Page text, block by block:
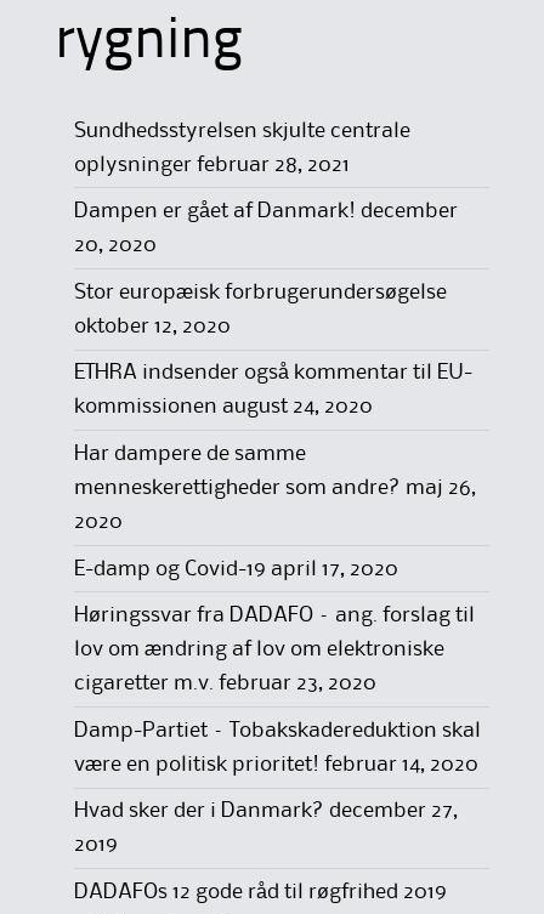
rygning
Sundhedsstyrelsen skjulte centrale
oplysninger februar 28, 2021
Dampen er gået af Danmark! december
20, 2020
Stor europæisk forbrugerundersøgelse
oktober 12, 2020
ETHRA indsender også kommentar til EU-
kommissionen august 24, 2020
Har dampere de samme
menneskerettigheder som andre? maj 26,
2020
E-damp og Covid-19 april 17, 2020
Høringssvar fra DADAFO – ang. forslag til
lov om ændring af lov om elektroniske
cigaretter m.v. februar 23, 2020
Damp-Partiet – Tobakskadereduktion skal
være en politisk prioritet! februar 14, 2020
Hvad sker der i Danmark? december 27,
2019
DADAFOs 12 gode råd til røgfrihed 2019